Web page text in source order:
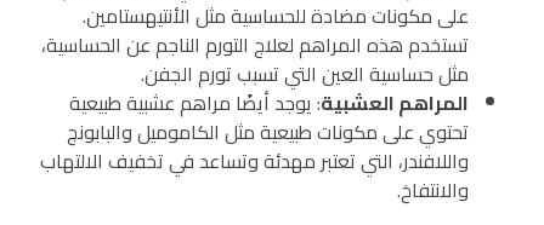
على مكونات مضادة للحساسية مثل الأنتيهستامين.
تستخدم هذه المراهم لعلاج التورم الناجم عن الحساسية،
مثل حساسية العين التي تسبب تورم الجفن.
المراهم العشبية: يوجد أيضًا مراهم عشبية طبيعية
تحتوي على مكونات طبيعية مثل الكاموميل والبابونج
واللافندر، التي تعتبر مهدئة وتساعد في تخفيف الالتهاب
والانتفاخ.